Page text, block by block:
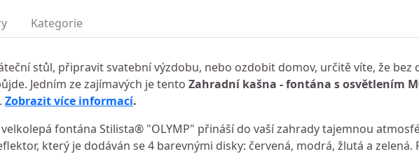
Kategorie
stůl, připravit svatební výzdobu, nebo ozdobit domov, určitě víte, že bez
Jedním ze zajímavých je tento Zahradní kašna - fontána s osvětlením
Zobrazit více informací.
fontána Stilista® "OLYMP" přináší do vaší zahrady tajemnou
který je dodáván se 4 barevnými disky: červená, modrá, žlutá a zelená.